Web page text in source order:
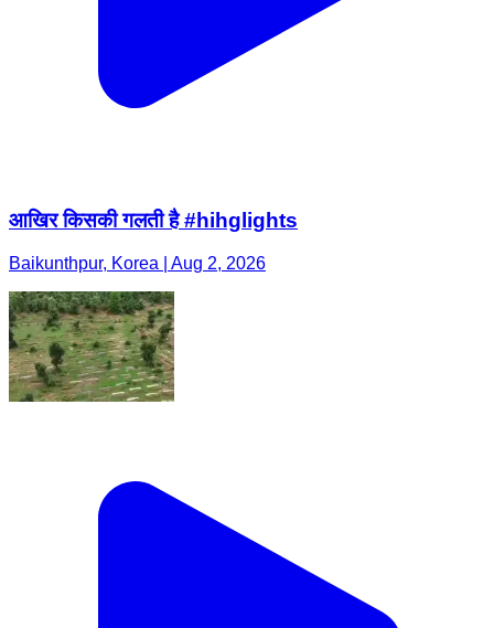
आखिर किसकी गलती है #hihglights
Baikunthpur, Korea | Aug 2, 2026